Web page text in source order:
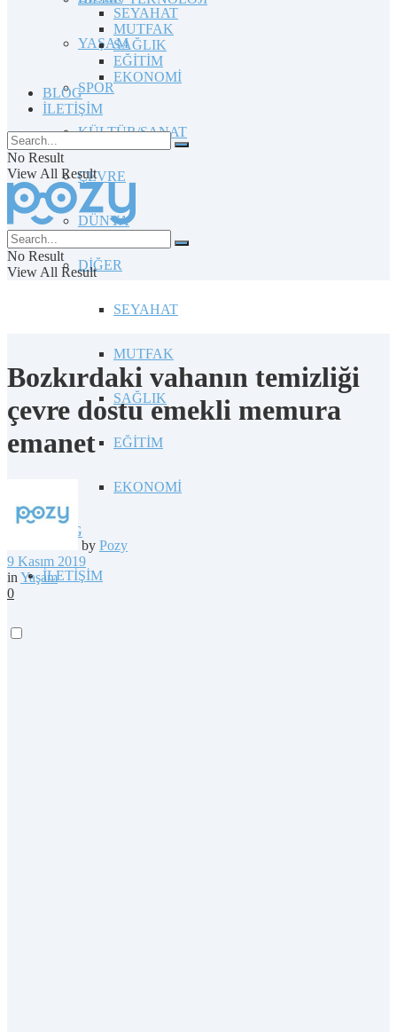
YAŞAM
SPOR
KÜLTÜR/SANAT
ÇEVRE
DÜNYA
DİĞER
SEYAHAT
MUTFAK
SAĞLIK
EĞİTİM
EKONOMİ
BLOG
İLETİŞİM
SEYAHAT
MUTFAK
SAĞLIK
EĞİTİM
EKONOMİ
BLOG
İLETİŞİM
No Result
View All Result
No Result
View All Result
Bozkırdaki vahanın temizliği
çevre dostu emekli memura
emanet
by Pozy
9 Kasım 2019
in Yaşam
0